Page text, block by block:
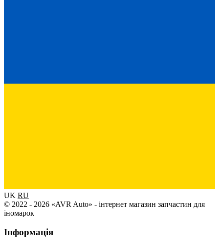
UK RU
© 2022 - 2026 «AVR Auto» - інтернет магазин запчастин для
іномарок
Інформація